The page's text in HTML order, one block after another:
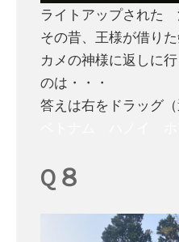
ライトアップされた
その昔、王様が借り
カメの神様に返しに
のは・・・
答えは右をドラッグ
Q８